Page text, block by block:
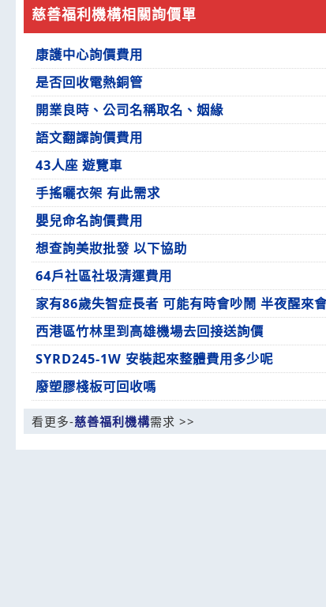
慈善福利機構相關詢價單
康護中心詢價費用
是否回收電熱銅管
開業良時、公司名稱取名、姻緣
語文翻譯詢價費用
43人座 遊覽車
手搖曬衣架 有此需求
嬰兒命名詢價費用
想查詢美妝批發 以下協助
64戶社區社圾清運費用
家有86歲失智症長者 可能有時會吵鬧 半夜醒來
西港區竹林里到高雄機場去回接送詢價
SYRD245-1W 安裝起來整體費用多少呢
廢塑膠棧板可回收嗎
看更多-慈善福利機構需求 >>